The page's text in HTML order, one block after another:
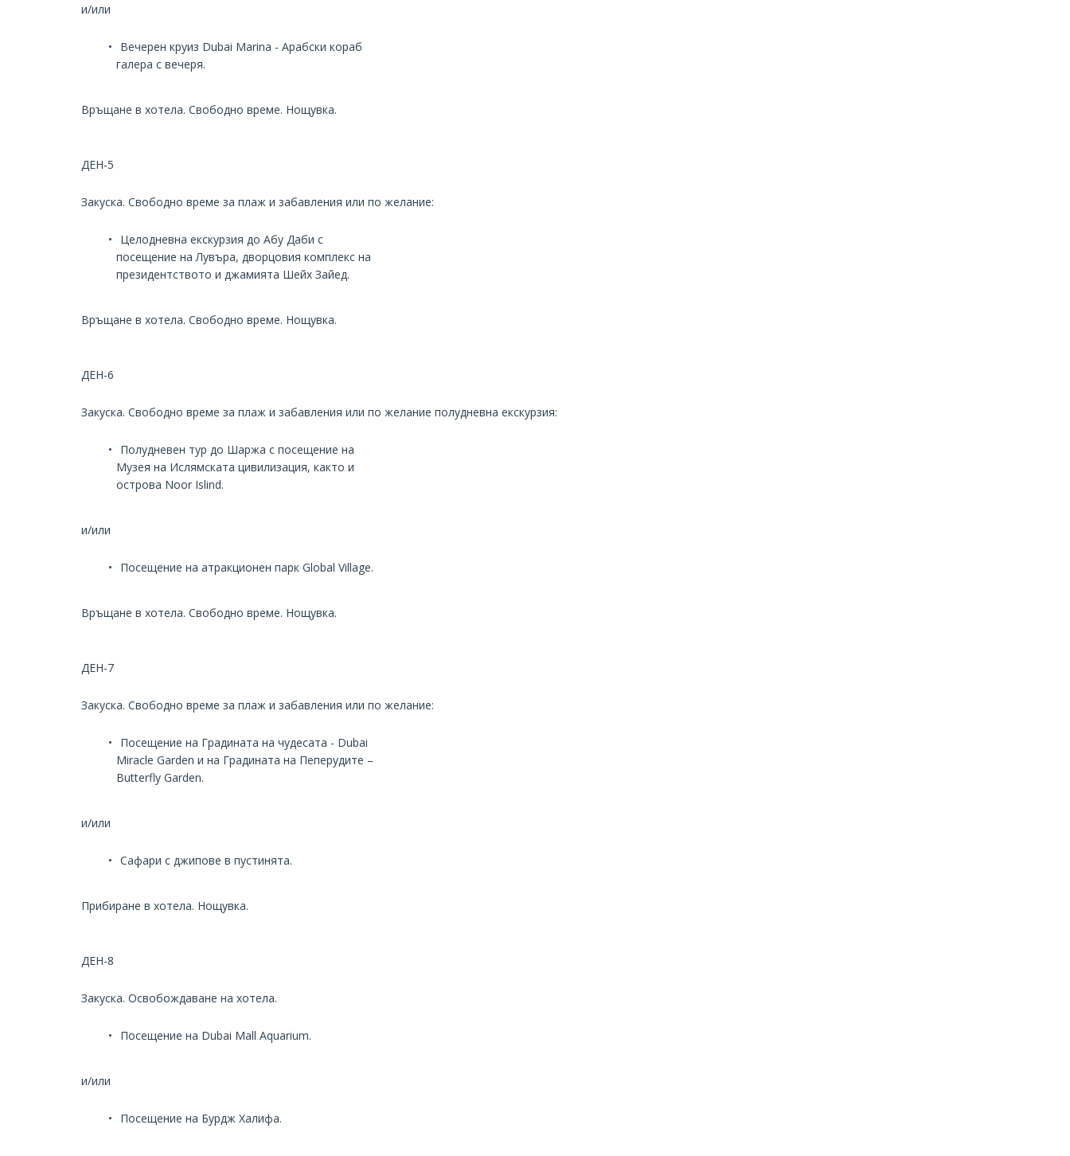
и/или
Вечерен круиз Dubai Marina - Арабски кораб
галера с вечеря.
Връщане в хотела. Свободно време. Нощувка.
ДЕН-5
Закуска. Свободно време за плаж и забавления или по желание:
Целодневна екскурзия до Абу Даби с
посещение на Лувъра, дворцовия комплекс на
президентството и джамията Шейх Зайед.
Връщане в хотела. Свободно време. Нощувка.
ДЕН-6
Закуска. Свободно време за плаж и забавления или по желание полудневна екскурзия:
Полудневен тур до Шаржа с посещение на
Музея на Ислямската цивилизация, както и
острова Noor Islind.
и/или
Посещение на атракционен парк Global Village.
Връщане в хотела. Свободно време. Нощувка.
ДЕН-7
Закуска. Свободно време за плаж и забавления или по желание:
Посещение на Градината на чудесата - Dubai
Miracle Garden и на Градината на Пеперудите –
Butterfly Garden.
и/или
Сафари с джипове в пустинята.
Прибиране в хотела. Нощувка.
ДЕН-8
Закуска. Освобождаване на хотела.
Посещение на Dubai Mall Aquarium.
и/или
Посещение на Бурдж Халифа.